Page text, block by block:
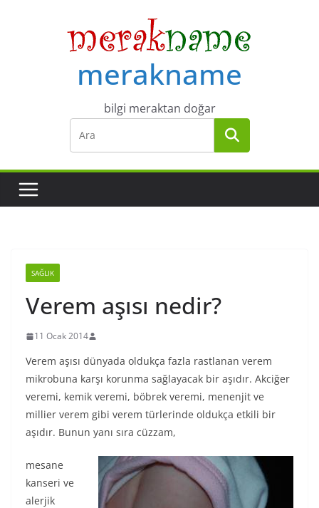
merakname
bilgi meraktan doğar
SAĞLIK
Verem aşısı nedir?
11 Ocak 2014
Verem aşısı dünyada oldukça fazla rastlanan verem
mikrobuna karşı korunma sağlayacak bir aşıdır. Akciğer
veremi, kemik veremi, böbrek veremi, menenjit ve
millier verem gibi verem türlerinde oldukça etkili bir
aşıdır. Bunun yanı sıra cüzzam,
mesane
kanseri ve
alerjik